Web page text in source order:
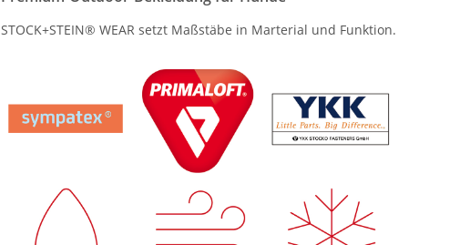
STOCK+STEIN® WEAR setzt Maßstäbe in Marterial und Funktion.